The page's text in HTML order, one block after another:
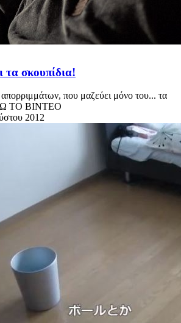
σκουπίδια!
απορριμμάτων, που μαζεύει μόνο του... τα
ΤΟ ΒΙΝΤΕΟ
2012